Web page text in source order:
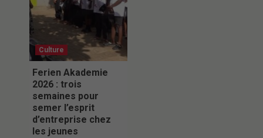
Culture
Ferien Akademie
2026 : trois
semaines pour
semer l’esprit
d’entreprise chez
les jeunes